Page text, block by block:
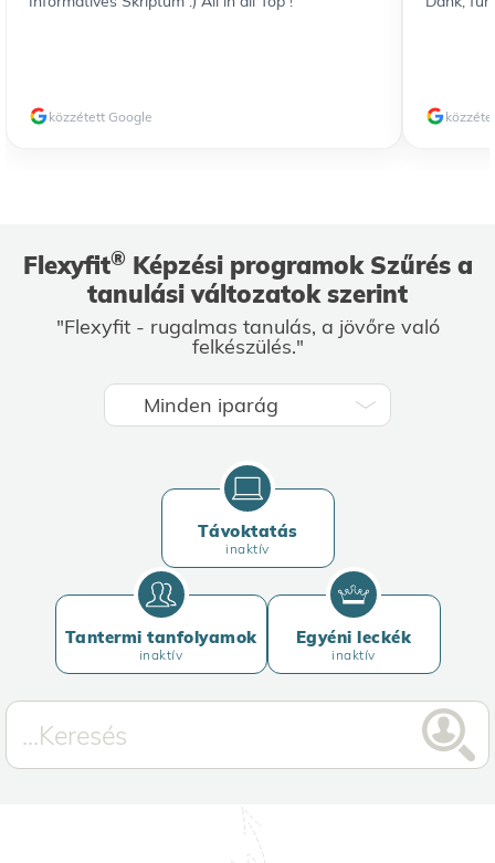
közzétett Google
Flexyfit® Képzési programok Szűrés a
tanulási változatok szerint
"Flexyfit - rugalmas tanulás, a jövőre való
felkészülés."
Távoktatás
inaktív
Tantermi tanfolyamok
inaktív
Egyéni leckék
inaktív